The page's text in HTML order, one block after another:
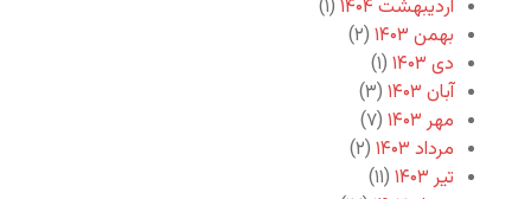
اردیبهشت ۱۴۰۴
(۱)
بهمن ۱۴۰۳
(۲)
دی ۱۴۰۳
(۱)
آبان ۱۴۰۳
(۳)
مهر ۱۴۰۳
(۷)
مرداد ۱۴۰۳
(۲)
تیر ۱۴۰۳
(۱۱)